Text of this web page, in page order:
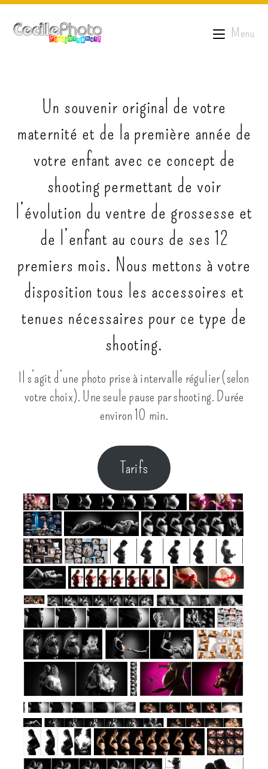
Menu
Un souvenir original de votre
maternité et de la première année de
votre enfant avec ce concept de
shooting permettant de voir
l’évolution du ventre de grossesse et
de l’enfant au cours de ses 12
premiers mois. Nous mettons à votre
disposition tous les accessoires et
tenues nécessaires pour ce type de
shooting.
Il s’agit d’une photo prise à intervalle régulier (selon
votre choix). Une seule pause par shooting. Durée
environ 10 min.
Tarifs